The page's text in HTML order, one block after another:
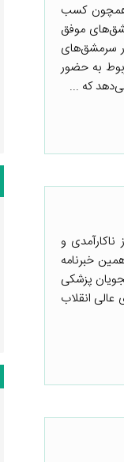
همچون کسب
موفق
سرمشق‌های
به حضور
و
خبرنامه
پزشکی
انقلاب